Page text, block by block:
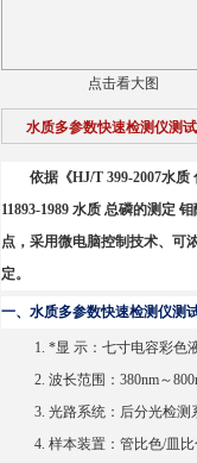
点击看大图
水质多参数快速检测仪测
依据《HJ/T 399-2007水质
11893-1989 水质 总磷的测定
点，采用微电脑控制技术、可
定。
一、 水质多参数快速检测仪测
1. *显 示：七寸电容彩色
2. 波长范围：380nm～
3. 光路系统：后分光检测
4. 样本装置：管比色/皿